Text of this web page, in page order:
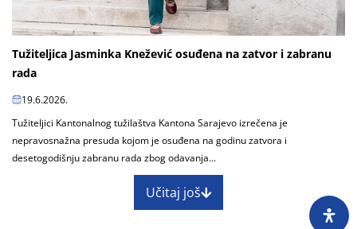
Tužiteljica Jasminka Knežević osuđena na zatvor i zabranu
rada
19.6.2026.
Tužiteljici Kantonalnog tužilaštva Kantona Sarajevo izrečena je
nepravosnažna presuda kojom je osuđena na godinu zatvora i
desetogodišnju zabranu rada zbog odavanja...
Učitaj još